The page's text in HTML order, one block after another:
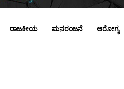
ರಾಜಕೀಯ ಮನರಂಜನೆ ಆರೋಗ್ಯ